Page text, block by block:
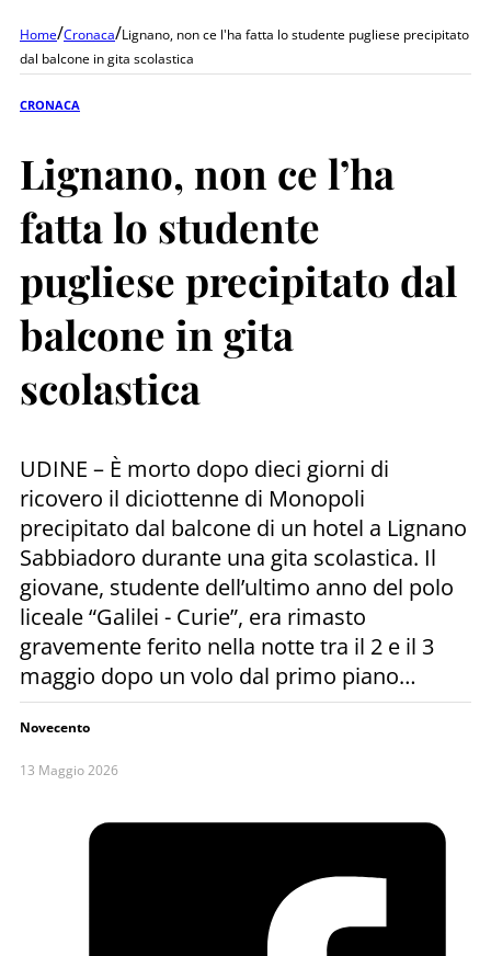
Home/Cronaca/Lignano, non ce l'ha fatta lo studente pugliese precipitato
dal balcone in gita scolastica
CRONACA
Lignano, non ce l’ha
fatta lo studente
pugliese precipitato dal
balcone in gita
scolastica
UDINE – È morto dopo dieci giorni di
ricovero il diciottenne di Monopoli
precipitato dal balcone di un hotel a Lignano
Sabbiadoro durante una gita scolastica. Il
giovane, studente dell’ultimo anno del polo
liceale “Galilei - Curie”, era rimasto
gravemente ferito nella notte tra il 2 e il 3
maggio dopo un volo dal primo piano…
Novecento
13 Maggio 2026